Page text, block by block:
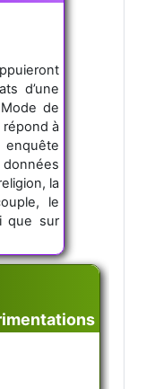
d’une
de
à
la
le
que sur